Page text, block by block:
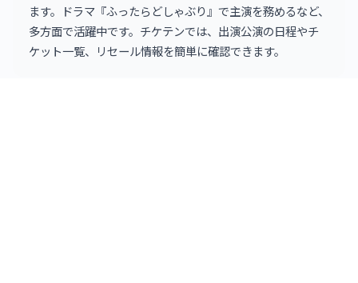
ます。ドラマ『ふったらどしゃぶり』で主演を務めるなど、
多方面で活躍中です。チケテンでは、出演公演の日程やチ
ケット一覧、リセール情報を簡単に確認できます。